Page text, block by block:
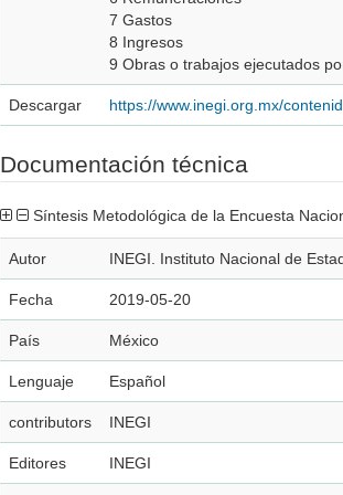
7 Gastos
8 Ingresos
9 Obras o trabajos ejecutados
Descargar https://www.inegi.org.mx/
Documentación técnica
Síntesis Metodológica de la Encuesta
Autor INEGI. Instituto Nacional de
Fecha 2019-05-20
País México
Lenguaje Español
contributors INEGI
Editores INEGI